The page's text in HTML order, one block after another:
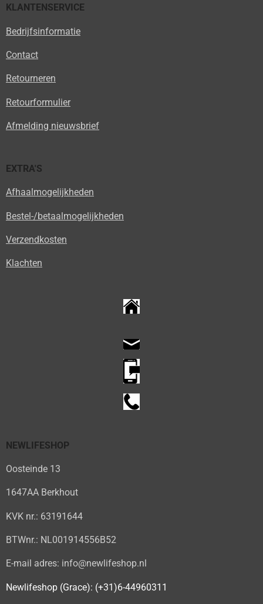
KLANTENSERVICE
Bedrijfsinformatie
Contact
Retourneren
Retourformulier
Afmelding nieuwsbrief
EXTRA'S
Afhaalmogelijkheden
Bestel-/betaalmogelijkheden
Verzendkosten
Klachten
NEWLIFESHOP
Oosteinde 13
1647AA Berkhout
KVK nr.: 63191644
BTWnr.: NL001914556B52
E-mail adres: info@newlifeshop.nl
Newlifeshop (Grace): (+31)6-44960311